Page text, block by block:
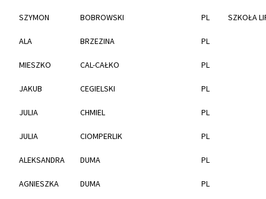
SZYMON BOBROWSKI PL SZKOŁA
ALA BRZEZINA PL
MIESZKO CAL-CAŁKO PL
JAKUB CEGIELSKI PL
JULIA CHMIEL PL
JULIA CIOMPERLIK PL
ALEKSANDRA DUMA PL
AGNIESZKA DUMA PL